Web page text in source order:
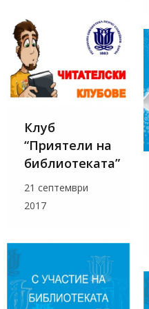
Клуб
“Приятели на
библиотеката”
21 септември
2017